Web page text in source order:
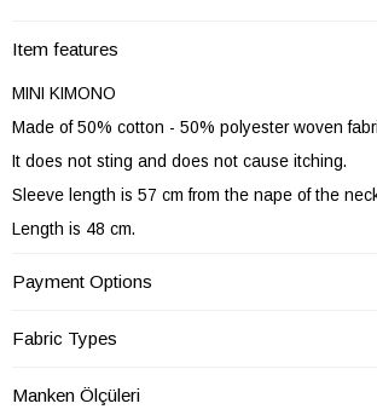
Item features
MINI KIMONO
Made of 50% cotton - 50% polyester woven
It does not sting and does not cause itching.
Sleeve length is 57 cm from the nape of the
Length is 48 cm.
Payment Options
Fabric Types
Manken Ölçüleri